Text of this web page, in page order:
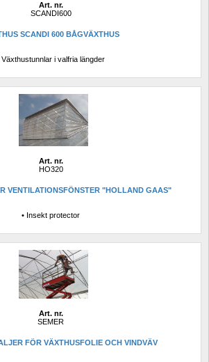
Art. nr.
SCANDI600
SCANDI 600 BÅGVÄXTHUS
Växthustunnlar i valfria längder
Art. nr.
HO320
VENTILATIONSFÖNSTER "HOLLAND GAAS"
• Insekt protector
Art. nr.
SEMER
FÖR VÄXTHUSFOLIE OCH VINDVÄV